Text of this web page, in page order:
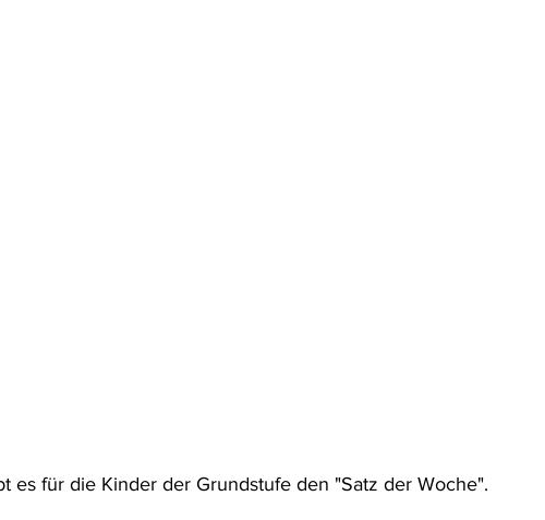
es für die Kinder der Grundstufe den "Satz der Woche".